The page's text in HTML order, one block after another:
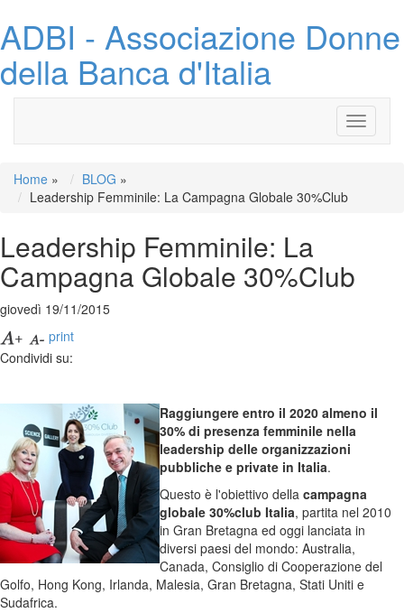
ADBI - Associazione Donne
della Banca d'Italia
Toggle
Home » BLOG »
Leadership Femminile: La Campagna Globale 30%Club
Leadership Femminile: La
Campagna Globale 30%Club
giovedì 19/11/2015
print
Condividi su:
Raggiungere entro il 2020 almeno il
30% di presenza femminile nella
leadership delle organizzazioni
pubbliche e private in Italia.
Questo è l'obiettivo della campagna
globale 30%club Italia, partita nel 2010
in Gran Bretagna ed oggi lanciata in
diversi paesi del mondo: Australia,
Canada, Consiglio di Cooperazione del
Golfo, Hong Kong, Irlanda, Malesia, Gran Bretagna, Stati Uniti e
Sudafrica.